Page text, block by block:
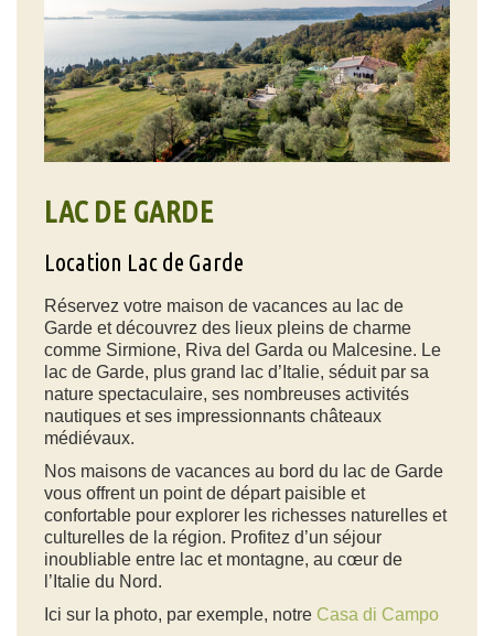
LAC DE GARDE
Location Lac de Garde
Réservez votre maison de vacances au lac de
Garde et découvrez des lieux pleins de charme
comme Sirmione, Riva del Garda ou Malcesine. Le
lac de Garde, plus grand lac d’Italie, séduit par sa
nature spectaculaire, ses nombreuses activités
nautiques et ses impressionnants châteaux
médiévaux.
Nos maisons de vacances au bord du lac de Garde
vous offrent un point de départ paisible et
confortable pour explorer les richesses naturelles et
culturelles de la région. Profitez d’un séjour
inoubliable entre lac et montagne, au cœur de
l’Italie du Nord.
Ici sur la photo, par exemple, notre Casa di Campo